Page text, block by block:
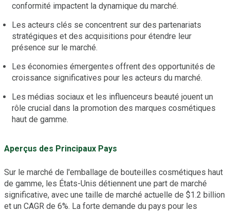
conformité impactent la dynamique du marché.
Les acteurs clés se concentrent sur des partenariats
stratégiques et des acquisitions pour étendre leur
présence sur le marché.
Les économies émergentes offrent des opportunités de
croissance significatives pour les acteurs du marché.
Les médias sociaux et les influenceurs beauté jouent un
rôle crucial dans la promotion des marques cosmétiques
haut de gamme.
Aperçus des Principaux Pays
Sur le marché de l'emballage de bouteilles cosmétiques haut
de gamme, les États-Unis détiennent une part de marché
significative, avec une taille de marché actuelle de $1.2 billion
et un CAGR de 6%. La forte demande du pays pour les